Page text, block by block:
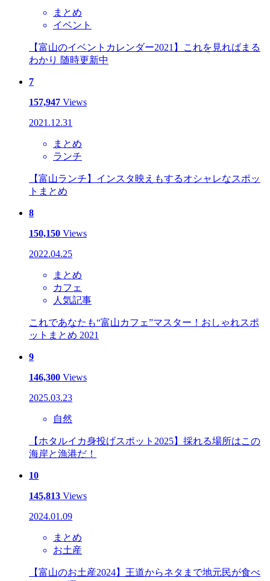
まとめ
イベント
【富山のイベントカレンダー2021】これを見ればまる
わかり 随時更新中
7
157,947 Views
2021.12.31
まとめ
ランチ
【富山ランチ】インスタ映えもするオシャレなスポッ
トまとめ
8
150,150 Views
2022.04.25
まとめ
カフェ
人気記事
これであなたも“富山カフェ”マスター！おしゃれスポ
ットまとめ 2021
9
146,300 Views
2025.03.23
自然
【ホタルイカ身投げスポット2025】採れる場所はこの
海岸と漁港だ！
10
145,813 Views
2024.01.09
まとめ
お土産
【富山のお土産2024】王道からネタまで地元民が食べ